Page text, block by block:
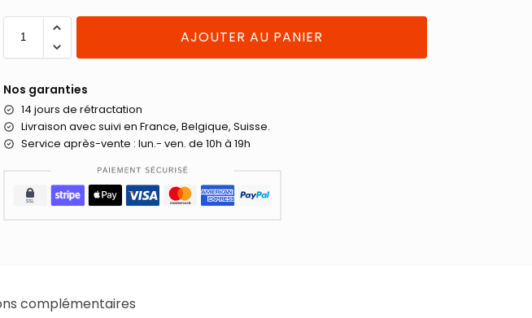
AJOUTER AU PANIER
Nos garanties
14 jours de rétractation
Livraison avec suivi en France, Belgique, Suisse.
Service après-vente : lun.- ven. de 10h à 19h
complémentaires